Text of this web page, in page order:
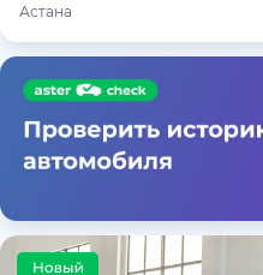
Астана